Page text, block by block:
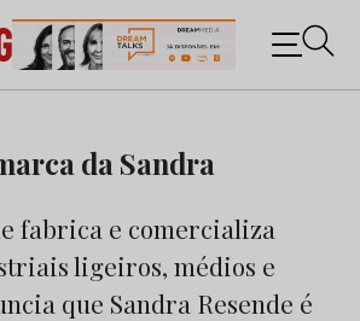
notícias sobre os negócios do
da Sandra
fabrica e comercializa
ligeiros, médios e
que Sandra Resende é